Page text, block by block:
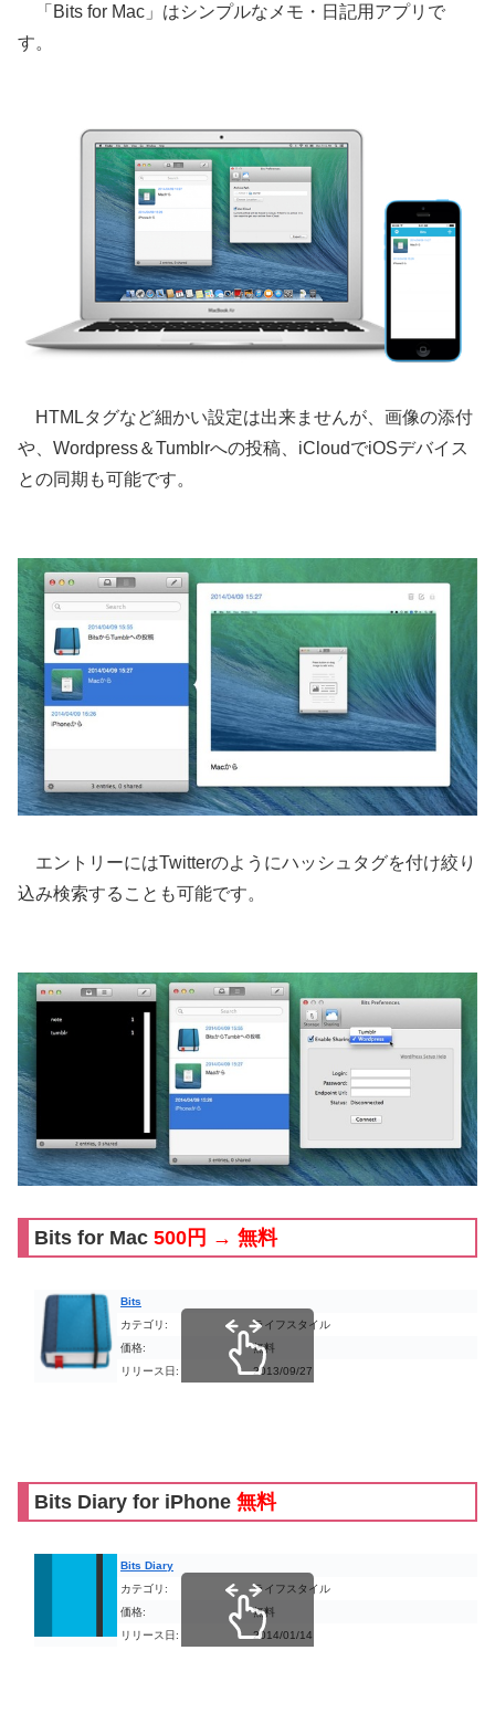
「Bits for Mac」はシンプルなメモ・日記用アプリで
す。
HTMLタグなど細かい設定は出来ませんが、画像の添付
や、Wordpress＆Tumblrへの投稿、iCloudでiOSデバイス
との同期も可能です。
エントリーにはTwitterのようにハッシュタグを付け絞り
込み検索することも可能です。
Bits for Mac 500円 → 無料
Bits
カテゴリ:
ライフスタイル
価格:
無料
リリース日:
2013/09/27
Bits Diary for iPhone 無料
Bits Diary
カテゴリ:
ライフスタイル
価格:
無料
リリース日:
2014/01/14